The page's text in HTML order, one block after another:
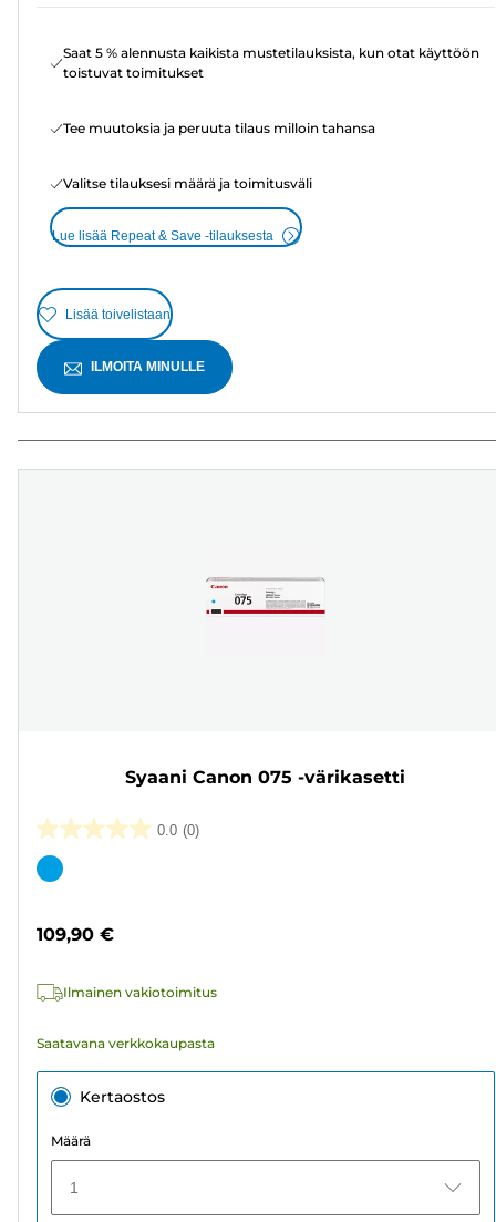
Saat 5 % alennusta kaikista mustetilauksista, kun otat käyttöön
toistuvat toimitukset
Tee muutoksia ja peruuta tilaus milloin tahansa
Valitse tilauksesi määrä ja toimitusväli
Lue lisää Repeat & Save -tilauksesta
Lisää toivelistaan
ILMOITA MINULLE
Syaani Canon 075 -värikasetti
0.0 (0)
0.0/5
tähteä.
Värikasetti
109,90 €
Ilmainen vakiotoimitus
Saatavana verkkokaupasta
Kertaostos
Määrä
1